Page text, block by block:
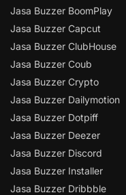
Jasa Buzzer BoomPlay
Jasa Buzzer Capcut
Jasa Buzzer ClubHouse
Jasa Buzzer Coub
Jasa Buzzer Crypto
Jasa Buzzer Dailymotion
Jasa Buzzer Dotpiff
Jasa Buzzer Deezer
Jasa Buzzer Discord
Jasa Buzzer Installer
Jasa Buzzer Dribbble